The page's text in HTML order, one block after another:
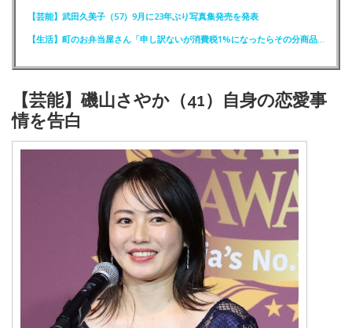
【芸能】武田久美子（57）9月に23年ぶり写真集発売を発表
【生活】町のお弁当屋さん「申し訳ないが消費税1%になったらその分商品代を値上げするわ」
【芸能】磯山さやか（41）自身の恋愛事
情を告白